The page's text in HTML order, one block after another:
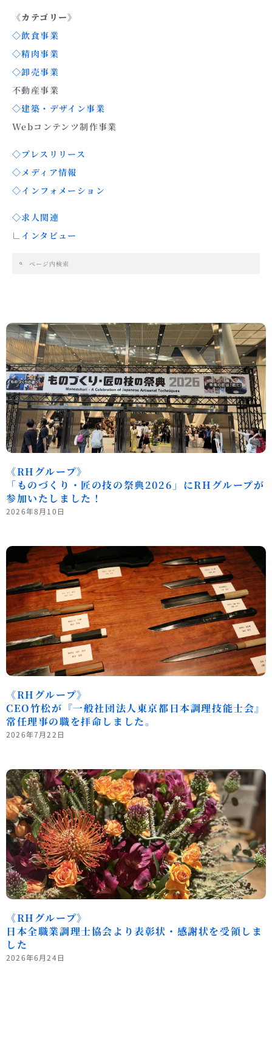
《カテゴリー》
◇飲食事業
◇精肉事業
◇卸売事業
不動産事業
◇建築・デザイン事業
Webコンテンツ制作事業
◇プレスリリース
◇メディア情報
◇インフォメーション
◇求人関連
∟インタビュー
《RHグループ》
「ものづくり・匠の技の祭典2026」にRHグループが
参加いたしました！
2026年8月10日
《RHグループ》
CEO竹松が『一般社団法人東京都日本調理技能士会』
常任理事の職を拝命しました。
2026年7月22日
《RHグループ》
日本全職業調理士協会より表彰状・感謝状を受領しま
した
2026年6月24日